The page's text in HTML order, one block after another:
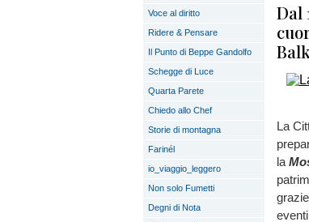
Voce al diritto
Ridere & Pensare
Il Punto di Beppe Gandolfo
Schegge di Luce
Quarta Parete
Chiedo allo Chef
Storie di montagna
Farinél
io_viaggio_leggero
Non solo Fumetti
Degni di Nota
Dal
La
la